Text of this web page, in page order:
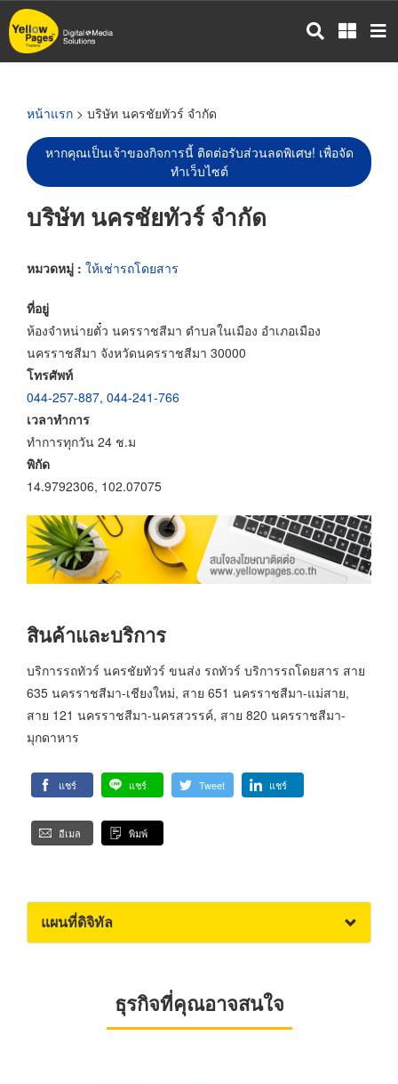
ข้าม
ไป
หน้าแรก > บริษัท นครชัยทัวร์ จำกัด
หากคุณเป็นเจ้าของกิจการนี้ ติดต่อรับส่วนลดพิเศษ! เพื่อจัด
ทำเว็บไซต์
บริษัท นครชัยทัวร์ จำกัด
หมวดหมู่ : ให้เช่ารถโดยสาร
ที่อยู่
ห้องจำหน่ายตั๋ว นครราชสีมา ตำบลในเมือง อำเภอเมือง
นครราชสีมา จังหวัดนครราชสีมา 30000
โทรศัพท์
044-257-887, 044-241-766
เวลาทำการ
ทำการทุกวัน 24 ช.ม
พิกัด
14.9792306, 102.07075
สินค้าและบริการ
บริการรถทัวร์ นครชัยทัวร์ ขนส่ง รถทัวร์ บริการรถโดยสาร สาย
635 นครราชสีมา-เชียงใหม่, สาย 651 นครราชสีมา-แม่สาย,
สาย 121 นครราชสีมา-นครสวรรค์, สาย 820 นครราชสีมา-
มุกดาหาร
แชร์ แชร์ Tweet แชร์
อีเมล พิมพ์
แผนที่ดิจิทัล
ธุรกิจที่คุณอาจสนใจ